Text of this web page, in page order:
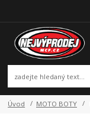
Úvod MOTO BOTY